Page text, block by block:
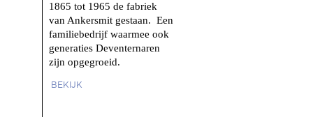
1865 tot 1965 de fabriek
van Ankersmit gestaan. Een
familiebedrijf waarmee ook
generaties Deventernaren
zijn opgegroeid.
BEKIJK